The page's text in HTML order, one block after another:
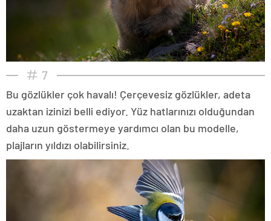
7
Bu gözlükler çok havalı! Çerçevesiz gözlükler, adeta
uzaktan izinizi belli ediyor. Yüz hatlarınızı olduğundan
daha uzun göstermeye yardımcı olan bu modelle,
plajların yıldızı olabilirsiniz.